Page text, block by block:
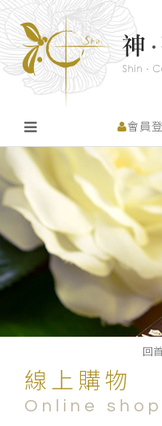
會員
回
線上購物
Online